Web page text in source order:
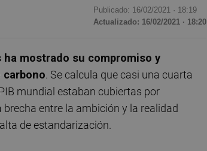
Publicado: 16/02/2021 · 18:19
Actualizado: 16/02/2021 · 18:20
ha mostrado su compromiso y
. Se calcula que casi una cuarta
mundial estaban cubiertas por
brecha entre la ambición y la realidad
de estandarización.